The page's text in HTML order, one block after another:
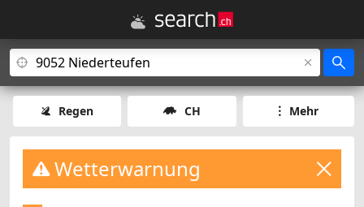
Regen CH Mehr
Wetterwarnung